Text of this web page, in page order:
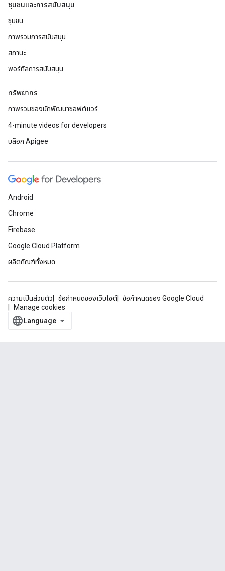
ชุมชนและการสนับสนุน
ชุมชน
ภาพรวมการสนับสนุน
สถานะ
พอร์ทัลการสนับสนุน
ทรัพยากร
ภาพรวมของนักพัฒนาซอฟต์แวร์
4-minute videos for developers
บล็อก Apigee
Android
Chrome
Firebase
Google Cloud Platform
ผลิตภัณฑ์ทั้งหมด
ความเป็นส่วนตัว ข้อกำหนดของเว็บไซต์
ข้อกำหนดของ Google Cloud
Manage cookies